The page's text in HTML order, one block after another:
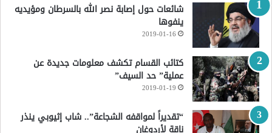
شائعات حول إصابة نصر الله بالسرطان ومؤيديه
ينفوها
2019-01-16
كتائب القسام تكشف معلومات جديدة عن
عملية” حد السيف”
2019-01-19
“تقديراً لمواقفه الشجاعة”.. شاب إثيوبي ينذر
ناقة لأردوغان